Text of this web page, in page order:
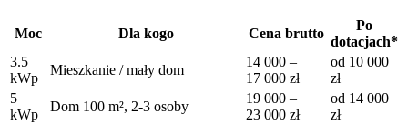
Moc Dla kogo Cena brutto
Po
dotacjach*
3.5
kWp
Mieszkanie / mały dom
14 000 –
17 000 zł
od 10 000
zł
5
kWp
Dom 100 m², 2-3 osoby
19 000 –
23 000 zł
od 14 000
zł